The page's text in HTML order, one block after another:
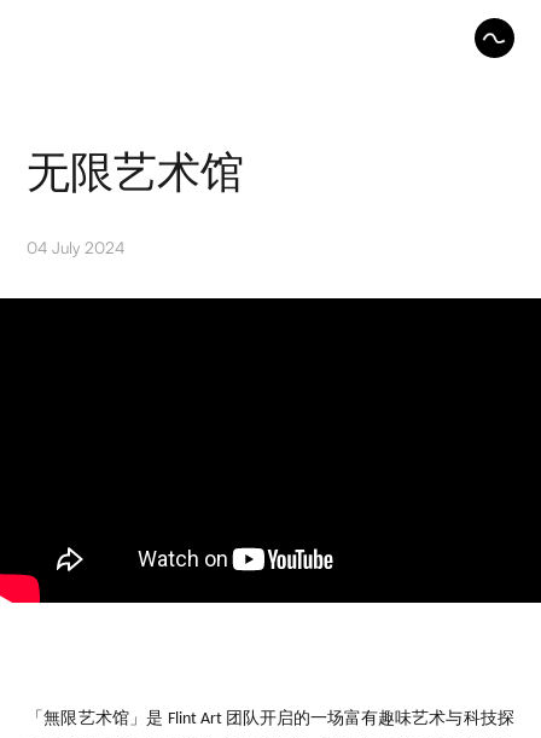
无限艺术馆
04 July 2024
「無限艺术馆」是 Flint Art 团队开启的一场富有趣味艺术与科技探